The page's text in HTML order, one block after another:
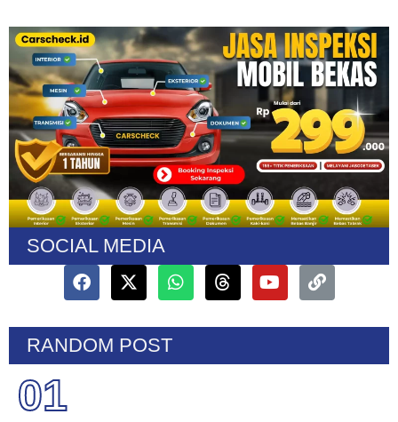
SOCIAL MEDIA
RANDOM POST
01